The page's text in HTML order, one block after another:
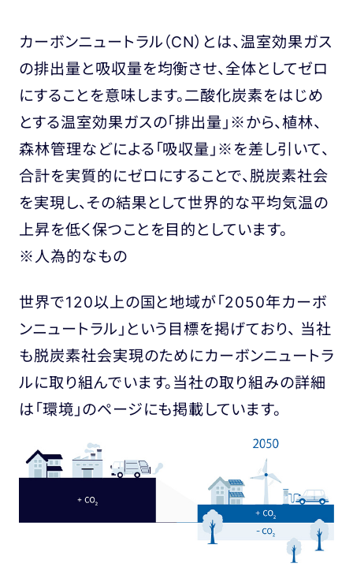
カーボンニュートラル（CN）とは、温室効果ガス
の排出量と吸収量を均衡させ、全体としてゼロ
にすることを意味します。二酸化炭素をはじめ
とする温室効果ガスの「排出量」※から、植林、
森林管理などによる「吸収量」※を差し引いて、
合計を実質的にゼロにすることで、脱炭素社会
を実現し、その結果として世界的な平均気温の
上昇を低く保つことを目的としています。
※人為的なもの
世界で120以上の国と地域が「2050年カーボ
ンニュートラル」という目標を掲げており、 当社
も脱炭素社会実現のためにカーボンニュートラ
ルに取り組んでいます。当社の取り組みの詳細
は「環境」のページにも掲載しています。